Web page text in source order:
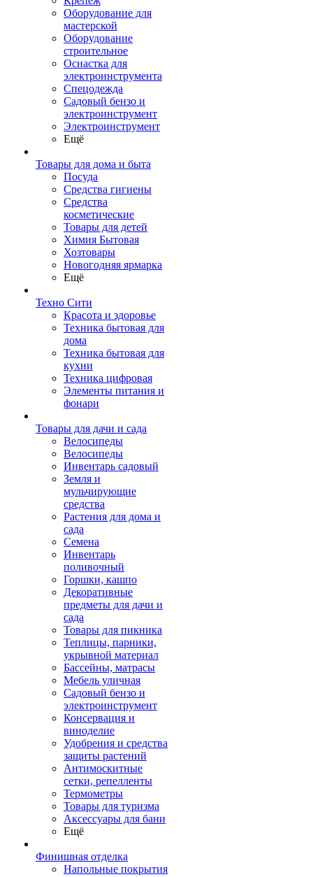
Оборудование для
мастерской
Оборудование
строительное
Оснастка для
электроинструмента
Спецодежда
Садовый бензо и
электроинструмент
Электроинструмент
Ещё
Товары для дома и быта
Посуда
Средства гигиены
Средства
косметические
Товары для детей
Химия Бытовая
Хозтовары
Новогодняя ярмарка
Ещё
Техно Сити
Красота и здоровье
Техника бытовая для
дома
Техника бытовая для
кухни
Техника цифровая
Элементы питания и
фонари
Товары для дачи и сада
Велосипеды
Велосипеды
Инвентарь садовый
Земля и
мульчирующие
средства
Растения для дома и
сада
Семена
Инвентарь
поливочный
Горшки, кашпо
Декоративные
предметы для дачи и
сада
Товары для пикника
Теплицы, парники,
укрывной материал
Бассейны, матрасы
Мебель уличная
Садовый бензо и
электроинструмент
Консервация и
виноделие
Удобрения и средства
защиты растений
Антимоскитные
сетки, репелленты
Термометры
Товары для туризма
Аксессуары для бани
Ещё
Финишная отделка
Напольные покрытия